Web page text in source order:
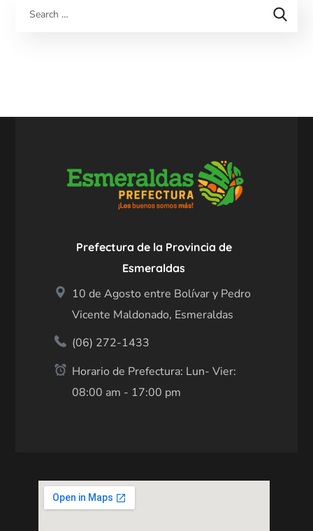
Prefectura de la Provincia de
Esmeraldas
10 de Agosto entre Bolívar y Pedro
Vicente Maldonado, Esmeraldas
(06) 272-1433
Horario de Prefectura: Lun- Vier:
08:00 am - 17:00 pm